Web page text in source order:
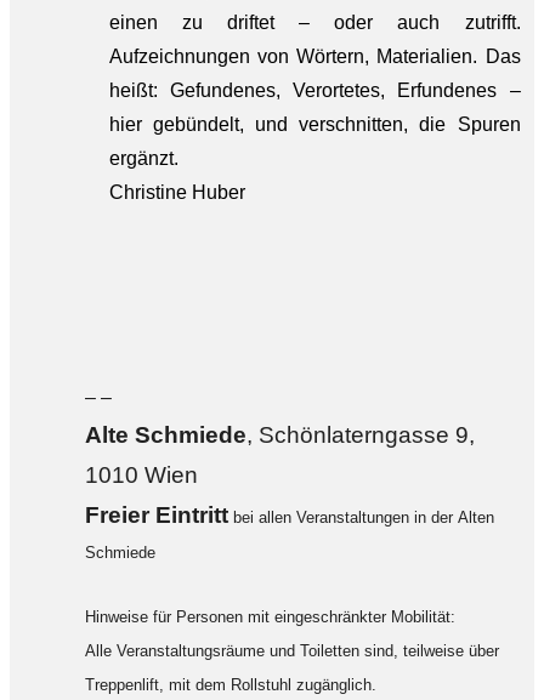
einen zu driftet – oder auch zutrifft.
Aufzeichnungen von Wörtern, Materialien. Das
heißt: Gefundenes, Verortetes, Erfundenes –
hier gebündelt, und verschnitten, die Spuren
ergänzt.
Christine Huber
– –
Alte Schmiede, Schönlaterngasse 9,
1010 Wien
Freier Eintritt bei allen Veranstaltungen in der Alten
Schmiede
Hinweise für Personen mit eingeschränkter Mobilität:
Alle Veranstaltungsräume und Toiletten sind, teilweise über
Treppenlift, mit dem Rollstuhl zugänglich.